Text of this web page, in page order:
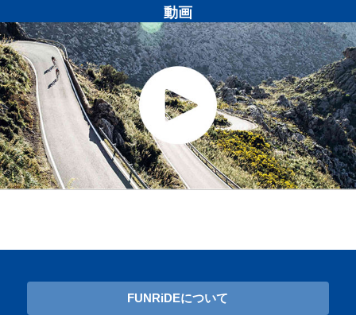
動画
FUNRiDEについて